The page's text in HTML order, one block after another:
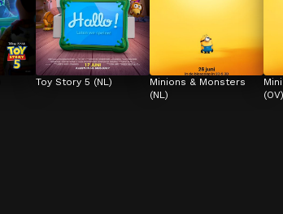
Toy Story 5 (NL)
Minions & Monsters
(NL)
(OV)